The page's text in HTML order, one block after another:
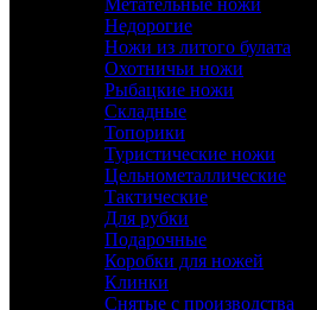
Метательные ножи
Недорогие
Ножи из литого булата
Охотничьи ножи
Рыбацкие ножи
Складные
Топорики
Туристические ножи
Цельнометаллические
Тактические
Для рубки
Подарочные
Коробки для ножей
Клинки
Снятые с производства